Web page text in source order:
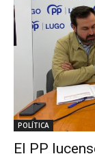
POLÍTICA
El PP